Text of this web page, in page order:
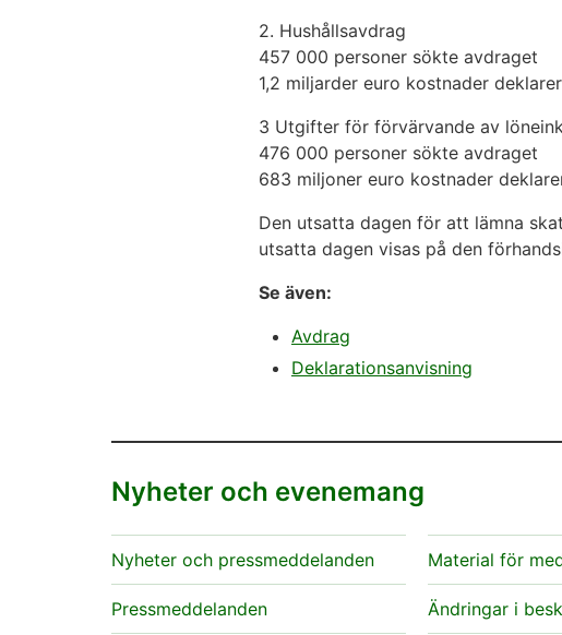
2. Hushållsavdrag
457 000 personer sökte avdraget
1,2 miljarder euro kostnader
3 Utgifter för förvärvande av
476 000 personer sökte avdraget
683 miljoner euro kostnader
Den utsatta dagen för att lämna
utsatta dagen visas på den
Se även:
Avdrag
Deklarationsanvisning
Nyheter och evenemang
Nyheter och pressmeddelanden
Pressmeddelanden
Material för
Ändringar i